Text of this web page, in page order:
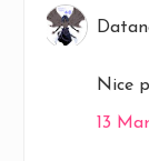
Nice
13